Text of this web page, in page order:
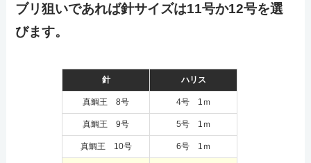
ブリ狙いであれば針サイズは11号か12号を選
びます。
針 ハリス
真鯛王 8号 4号 1ｍ
真鯛王 9号 5号 1ｍ
真鯛王 10号 6号 1ｍ